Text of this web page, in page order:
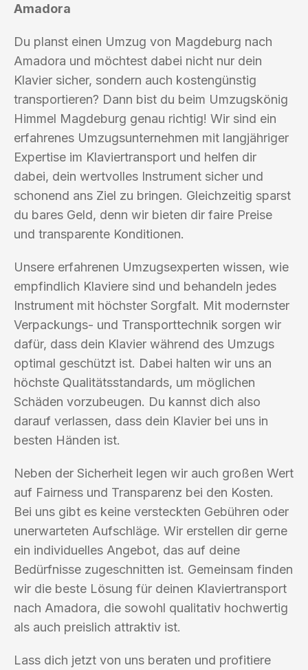
Amadora
Du planst einen Umzug von Magdeburg nach
Amadora und möchtest dabei nicht nur dein
Klavier sicher, sondern auch kostengünstig
transportieren? Dann bist du beim Umzugskönig
Himmel Magdeburg genau richtig! Wir sind ein
erfahrenes Umzugsunternehmen mit langjähriger
Expertise im Klaviertransport und helfen dir
dabei, dein wertvolles Instrument sicher und
schonend ans Ziel zu bringen. Gleichzeitig sparst
du bares Geld, denn wir bieten dir faire Preise
und transparente Konditionen.
Unsere erfahrenen Umzugsexperten wissen, wie
empfindlich Klaviere sind und behandeln jedes
Instrument mit höchster Sorgfalt. Mit modernster
Verpackungs- und Transporttechnik sorgen wir
dafür, dass dein Klavier während des Umzugs
optimal geschützt ist. Dabei halten wir uns an
höchste Qualitätsstandards, um möglichen
Schäden vorzubeugen. Du kannst dich also
darauf verlassen, dass dein Klavier bei uns in
besten Händen ist.
Neben der Sicherheit legen wir auch großen Wert
auf Fairness und Transparenz bei den Kosten.
Bei uns gibt es keine versteckten Gebühren oder
unerwarteten Aufschläge. Wir erstellen dir gerne
ein individuelles Angebot, das auf deine
Bedürfnisse zugeschnitten ist. Gemeinsam finden
wir die beste Lösung für deinen Klaviertransport
nach Amadora, die sowohl qualitativ hochwertig
als auch preislich attraktiv ist.
Lass dich jetzt von uns beraten und profitiere